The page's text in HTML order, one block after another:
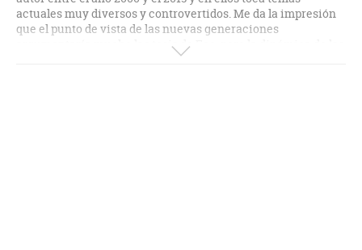
actuales muy diversos y controvertidos. Me da la impresión
que el punto de vista de las nuevas generaciones
argumentaría mucho las tesis de Eco, pero la dinámica de las
sociedades y de la tecnología siempre ha generado